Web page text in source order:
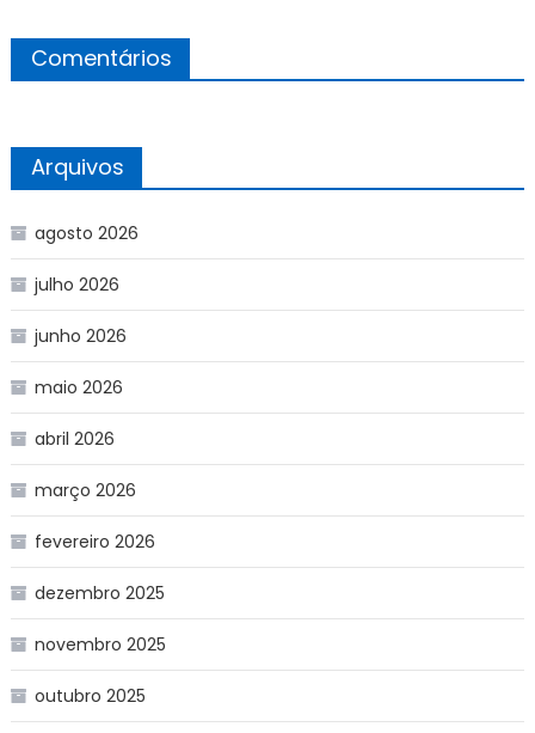
Comentários
Arquivos
agosto 2026
julho 2026
junho 2026
maio 2026
abril 2026
março 2026
fevereiro 2026
dezembro 2025
novembro 2025
outubro 2025